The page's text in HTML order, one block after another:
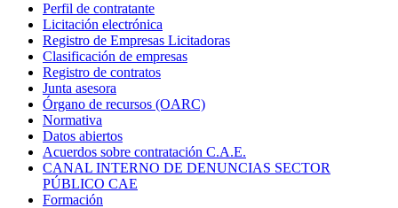
Perfil de contratante
Licitación electrónica
Registro de Empresas Licitadoras
Clasificación de empresas
Registro de contratos
Junta asesora
Órgano de recursos (OARC)
Normativa
Datos abiertos
Acuerdos sobre contratación C.A.E.
CANAL INTERNO DE DENUNCIAS SECTOR
PÚBLICO CAE
Formación